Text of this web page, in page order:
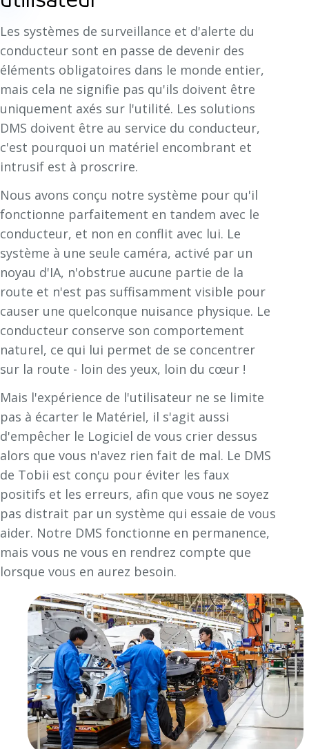
Les systèmes de surveillance et d'alerte du
conducteur sont en passe de devenir des
éléments obligatoires dans le monde entier,
mais cela ne signifie pas qu'ils doivent être
uniquement axés sur l'utilité. Les solutions
DMS doivent être au service du conducteur,
c'est pourquoi un matériel encombrant et
intrusif est à proscrire.
Nous avons conçu notre système pour qu'il
fonctionne parfaitement en tandem avec le
conducteur, et non en conflit avec lui. Le
système à une seule caméra, activé par un
noyau d'IA, n'obstrue aucune partie de la
route et n'est pas suffisamment visible pour
causer une quelconque nuisance physique. Le
conducteur conserve son comportement
naturel, ce qui lui permet de se concentrer
sur la route - loin des yeux, loin du cœur !
Mais l'expérience de l'utilisateur ne se limite
pas à écarter le Matériel, il s'agit aussi
d'empêcher le Logiciel de vous crier dessus
alors que vous n'avez rien fait de mal. Le DMS
de Tobii est conçu pour éviter les faux
positifs et les erreurs, afin que vous ne soyez
pas distrait par un système qui essaie de vous
aider. Notre DMS fonctionne en permanence,
mais vous ne vous en rendrez compte que
lorsque vous en aurez besoin.